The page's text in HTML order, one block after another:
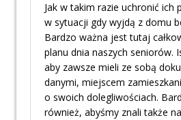
Jak w takim razie uchronić ich
w sytuacji gdy wyjdą z domu
Bardzo ważna jest tutaj
planu dnia naszych seniorów.
aby zawsze mieli ze sobą
danymi, miejscem
o swoich dolegliwościach.
również, abyśmy znali także